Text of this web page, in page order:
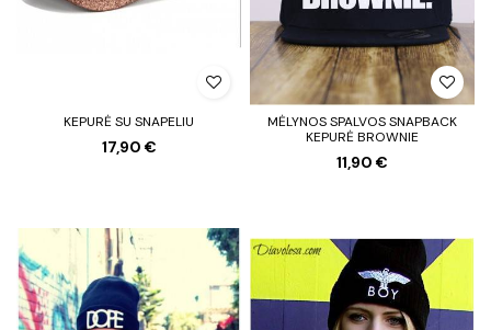
KEPURĖ SU SNAPELIU
17,90 €
MĖLYNOS SPALVOS SNAPBACK
KEPURĖ BROWNIE
11,90 €